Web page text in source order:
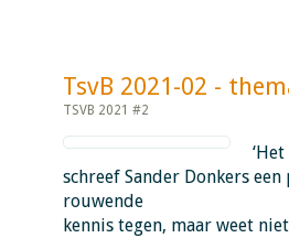
TsvB 2021-02 -
TSVB 2021 #2
schreef Sander Donkers
rouwende
kennis tegen, maar weet